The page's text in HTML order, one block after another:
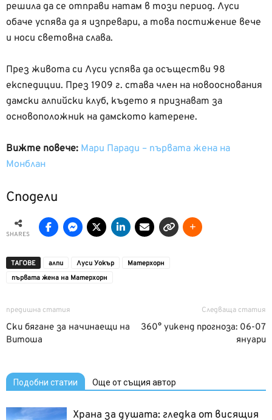
решила да се отправи натам в този период. Луси
обаче успява да я изпревари, а това постижение вече
и носи световна слава.
През живота си Луси успява да осъществи 98
експедиции. През 1909 г. става член на новооснования
дамски алпийски клуб, където я признават за
основоположник на дамското катерене.
Вижте повече: Мари Паради – първата жена на
Монблан
Сподели
SHARES
ТАГОВЕ алпи Луси Уокър
Матерхорн
първата жена на Матерхорн
предишна статия
Ски бягане за начинаещи на
Витоша
Следваща статия
360° уикенд прогноза: 06-07
януари
Подобни статии Още от същия автор
Храна за душата: гледка от висящия